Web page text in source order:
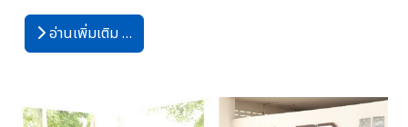
อ่านเพิ่มเติม …